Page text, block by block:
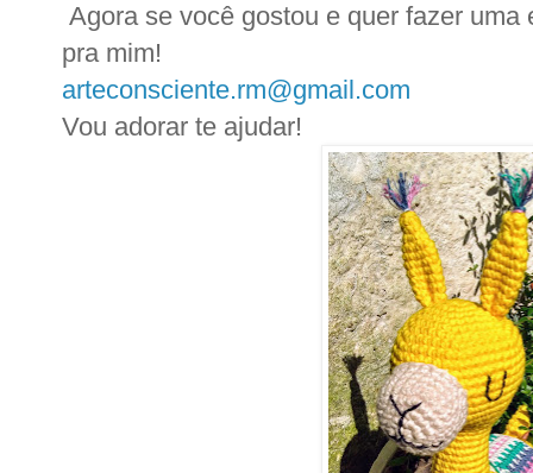
Agora se você gostou e quer fazer
pra mim!
arteconsciente.rm@gmail.com
Vou adorar te ajudar!